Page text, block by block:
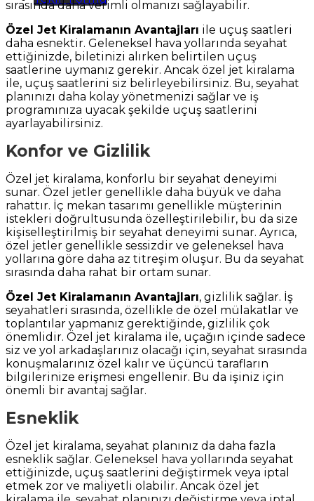
sırasında daha verimli olmanızı sağlayabilir.
Özel Jet Kiralamanın Avantajları ile uçuş saatleri
daha esnektir. Geleneksel hava yollarında seyahat
ettiğinizde, biletinizi alırken belirtilen uçuş
saatlerine uymanız gerekir. Ancak özel jet kiralama
ile, uçuş saatlerini siz belirleyebilirsiniz. Bu, seyahat
planınızı daha kolay yönetmenizi sağlar ve iş
programınıza uyacak şekilde uçuş saatlerini
ayarlayabilirsiniz.
Konfor ve Gizlilik
Özel jet kiralama, konforlu bir seyahat deneyimi
sunar. Özel jetler genellikle daha büyük ve daha
rahattır. İç mekan tasarımı genellikle müşterinin
istekleri doğrultusunda özelleştirilebilir, bu da size
kişiselleştirilmiş bir seyahat deneyimi sunar. Ayrıca,
özel jetler genellikle sessizdir ve geleneksel hava
yollarına göre daha az titreşim oluşur. Bu da seyahat
sırasında daha rahat bir ortam sunar.
Özel Jet Kiralamanın Avantajları, gizlilik sağlar. İş
seyahatleri sırasında, özellikle de özel mülakatlar ve
toplantılar yapmanız gerektiğinde, gizlilik çok
önemlidir. Özel jet kiralama ile, uçağın içinde sadece
siz ve yol arkadaşlarınız olacağı için, seyahat sırasında
konuşmalarınız özel kalır ve üçüncü tarafların
bilgilerinize erişmesi engellenir. Bu da işiniz için
önemli bir avantaj sağlar.
Esneklik
Özel jet kiralama, seyahat planınız da daha fazla
esneklik sağlar. Geleneksel hava yollarında seyahat
ettiğinizde, uçuş saatlerini değiştirmek veya iptal
etmek zor ve maliyetli olabilir. Ancak özel jet